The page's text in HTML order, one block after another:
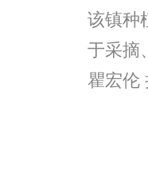
该镇种
于采摘
瞿宏伦